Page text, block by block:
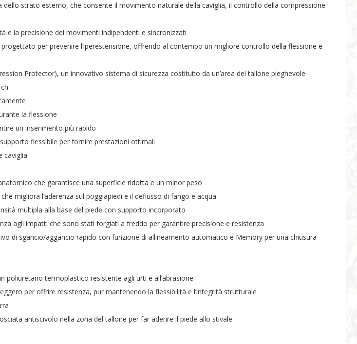
strato esterno, che consente il movimento naturale della caviglia, il controllo della compressione
e la precisione dei movimenti indipendenti e sincronizzati
per prevenire l’iperestensione, offrendo al contempo un migliore controllo della flessione e
Protector), un innovativo sistema di sicurezza costituito da un’area del tallone pieghevole
la flessione
un inserimento più rapido
flessibile per fornire prestazioni ottimali
caviglia
che garantisce una superficie ridotta e un minor peso
migliora l’aderenza sul poggiapiedi e il deflusso di fango e acqua
multipla alla base del piede con supporto incorporato
agli impatti che sono stati forgiati a freddo per garantire precisione e resistenza
di sgancio/aggancio rapido con funzione di allineamento automatico e Memory per una chiusura
termoplastico resistente agli urti e all’abrasione
per offrire resistenza, pur mantenendo la flessibilità e l’integrità strutturale
antiscivolo nella zona del tallone per far aderire il piede allo stivale